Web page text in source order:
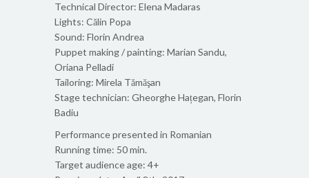
Technical Director: Elena Madaras
Lights: Călin Popa
Sound: Florin Andrea
Puppet making / painting: Marian Sandu,
Oriana Pelladi
Tailoring: Mirela Tămăşan
Stage technician: Gheorghe Hațegan, Florin
Badiu
Performance presented in Romanian
Running time: 50 min.
Target audience age: 4+